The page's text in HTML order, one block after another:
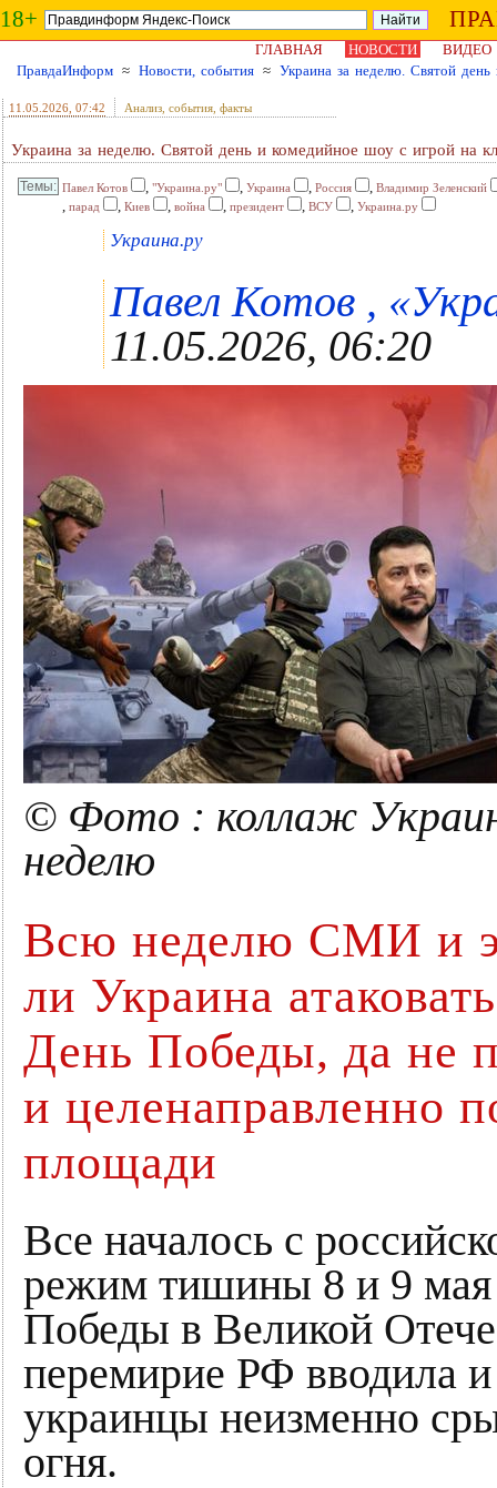
18+
ГЛАВНАЯ НОВОСТИ
ВИДЕО
ПравдаИнформ ≈ Новости, события ≈ Украина за неделю. Святой
11.05.2026 , 07:42 Анализ, события, факты
Украина за неделю. Святой день и комедийное шоу с игрой на
Павел Котов , "Украина.ру" , Украина , Россия , Владимир Зеленский
, парад , Киев , война , президент , ВСУ , Украина.ру
Украина.ру
Павел Котов ,
11.05.2026, 06:20
© Фото : коллаж
неделю
Всю неделю СМИ и
ли Украина
День Победы, да не
и целенаправленно
площади
Все началось с
режим тишины 8 и 9 мая
Победы в Великой
перемирие РФ вводила
украинцы неизменно
огня.